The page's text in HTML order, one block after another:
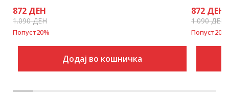
872 ДЕН
1.090ДЕН
Попуст20%
Додај во кошничка
872 ДЕН
1.090ДЕН
Попуст20